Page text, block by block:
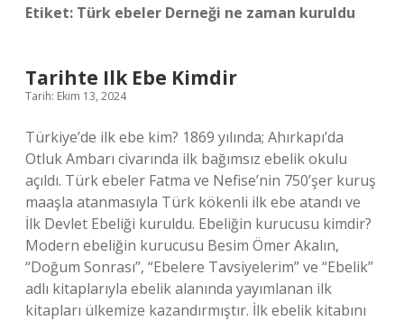
Etiket: Türk ebeler Derneği ne zaman kuruldu
Tarihte Ilk Ebe Kimdir
Tarih: Ekim 13, 2024
Türkiye’de ilk ebe kim? 1869 yılında; Ahırkapı’da
Otluk Ambarı civarında ilk bağımsız ebelik okulu
açıldı. Türk ebeler Fatma ve Nefise’nin 750’şer kuruş
maaşla atanmasıyla Türk kökenli ilk ebe atandı ve
İlk Devlet Ebeliği kuruldu. Ebeliğin kurucusu kimdir?
Modern ebeliğin kurucusu Besim Ömer Akalın,
“Doğum Sonrası”, “Ebelere Tavsiyelerim” ve “Ebelik”
adlı kitaplarıyla ebelik alanında yayımlanan ilk
kitapları ülkemize kazandırmıştır. İlk ebelik kitabını